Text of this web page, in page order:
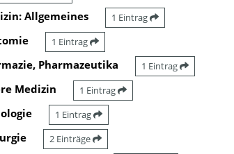
Allgemeines 1 Eintrag
1 Eintrag
Pharmazeutika 1 Eintrag
Medizin 1 Eintrag
1 Eintrag
2 Einträge